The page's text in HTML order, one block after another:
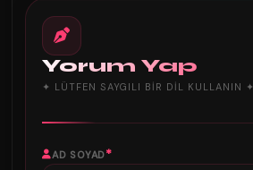
Yorum Yap
✦ LÜTFEN SAYGILI BIR DIL KULLANIN ✦
AD SOYAD*